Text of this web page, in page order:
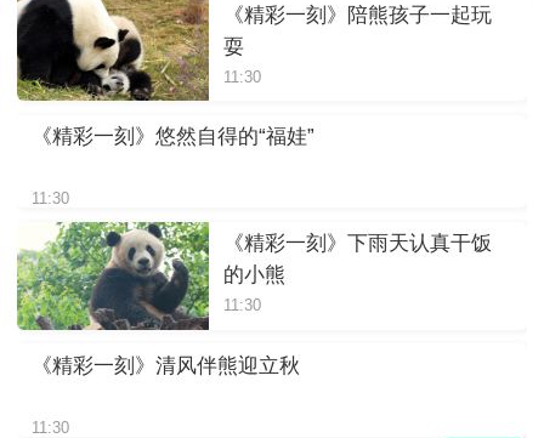
《精彩一刻》陪熊孩子一起玩
耍
11:30
《精彩一刻》悠然自得的“福娃”
11:30
《精彩一刻》下雨天认真干饭
的小熊
11:30
《精彩一刻》清风伴熊迎立秋
11:30